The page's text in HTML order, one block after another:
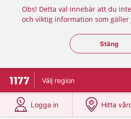
Obs! Detta val innebär att du
och viktig information som
Stäng
Stäng
Till startsidan för 1177
Välj region
Logga in
på 1177.se
Hitta
på